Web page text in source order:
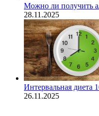
Можно ли получить
28.11.2025
Интервальная
26.11.2025